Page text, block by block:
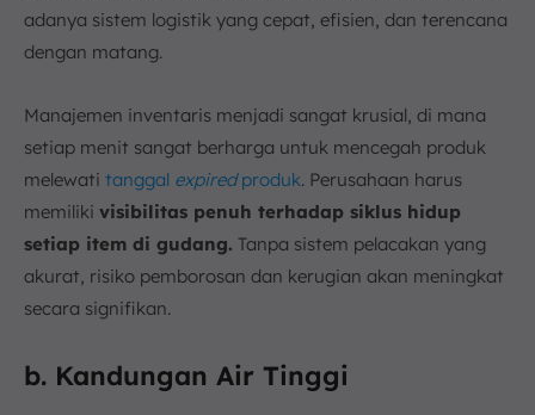
adanya sistem logistik yang cepat, efisien, dan terencana
dengan matang.
Manajemen inventaris menjadi sangat krusial, di mana
setiap menit sangat berharga untuk mencegah produk
melewati tanggal expiredproduk. Perusahaan harus
memiliki visibilitas penuh terhadap siklus hidup
setiap item di gudang. Tanpa sistem pelacakan yang
akurat, risiko pemborosan dan kerugian akan meningkat
secara signifikan.
b. Kandungan Air Tinggi